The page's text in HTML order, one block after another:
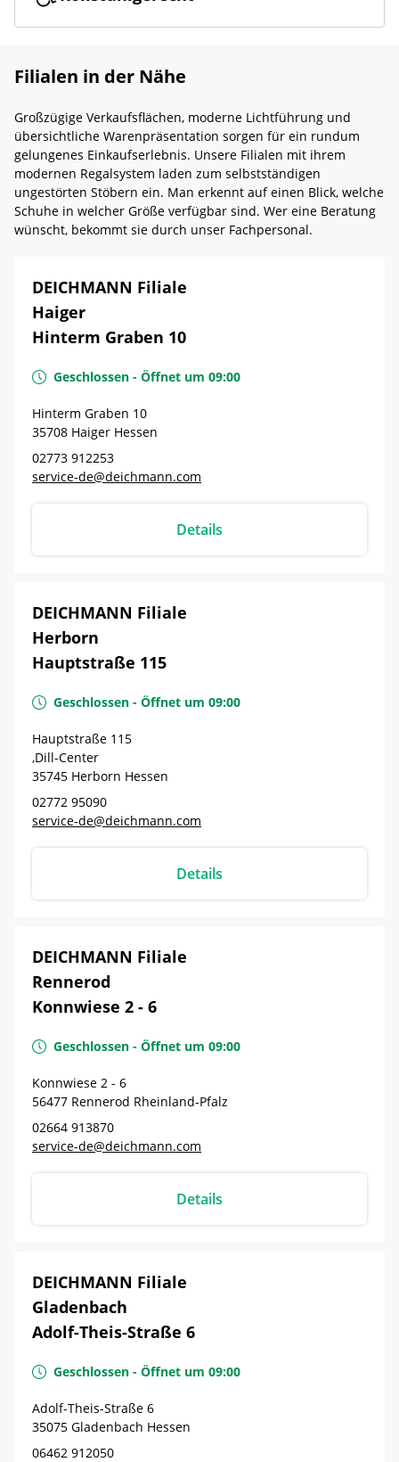
Filialen in der Nähe
Großzügige Verkaufsflächen, moderne Lichtführung und
übersichtliche Warenpräsentation sorgen für ein rundum
gelungenes Einkaufserlebnis. Unsere Filialen mit ihrem
modernen Regalsystem laden zum selbstständigen
ungestörten Stöbern ein. Man erkennt auf einen Blick, welche
Schuhe in welcher Größe verfügbar sind. Wer eine Beratung
wünscht, bekommt sie durch unser Fachpersonal.
DEICHMANN Filiale
Haiger
Hinterm Graben 10
Geschlossen - Öffnet um 09:00
Hinterm Graben 10
35708 Haiger Hessen
02773 912253
service-de@deichmann.com
Details
DEICHMANN Filiale
Herborn
Hauptstraße 115
Geschlossen - Öffnet um 09:00
Hauptstraße 115
,Dill-Center
35745 Herborn Hessen
02772 95090
service-de@deichmann.com
Details
DEICHMANN Filiale
Rennerod
Konnwiese 2 - 6
Geschlossen - Öffnet um 09:00
Konnwiese 2 - 6
56477 Rennerod Rheinland-Pfalz
02664 913870
service-de@deichmann.com
Details
DEICHMANN Filiale
Gladenbach
Adolf-Theis-Straße 6
Geschlossen - Öffnet um 09:00
Adolf-Theis-Straße 6
35075 Gladenbach Hessen
06462 912050